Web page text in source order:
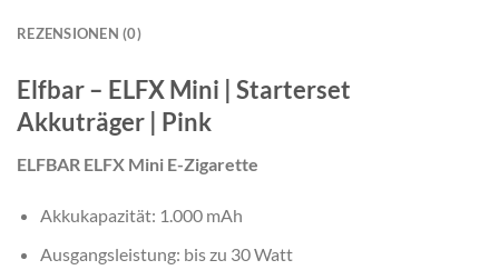
REZENSIONEN (0)
Elfbar – ELFX Mini | Starterset
Akkuträger | Pink
ELFBAR ELFX Mini E-Zigarette
Akkukapazität: 1.000 mAh
Ausgangsleistung: bis zu 30 Watt